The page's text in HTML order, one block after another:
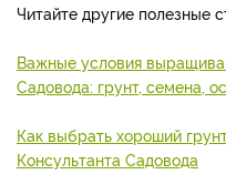
Читайте другие полезные
Важные условия
Садовода: грунт, семена,
Как выбрать хороший
Консультанта Садовода